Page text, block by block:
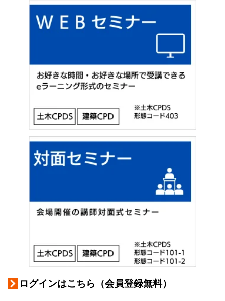
ログインはこちら（会員登録無料）